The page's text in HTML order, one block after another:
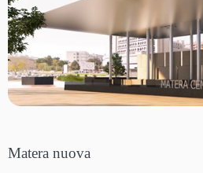
Matera nuova